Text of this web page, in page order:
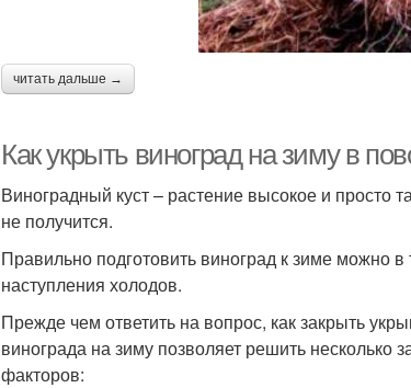
читать дальше →
Как укрыть виноград на зиму в
Виноградный куст – растение высокое и просто
не получится.
Правильно подготовить виноград к зиме можно
наступления холодов.
Прежде чем ответить на вопрос, как закрыть
винограда на зиму позволяет решить
факторов: